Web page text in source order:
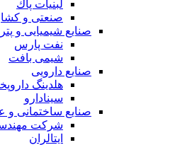
لبنيات پاك
صنعتی و
صنایع شیمیایی و
نفت پارس
شیمی بافت
صنایع دارویی
هلدینگ
سینادارو
صنایع ساختمانی و
شرکت
ایتالران